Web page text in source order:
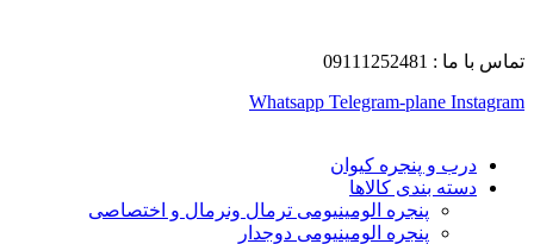
تماس با ما : 09111252481
Whatsapp Telegram-plane Instagram
درب و پنجره کیوان
دسته بندی کالاها
پنجره الومینیومی ترمال ونرمال و اختصاصی
پنجره الومینیومی دوجدار